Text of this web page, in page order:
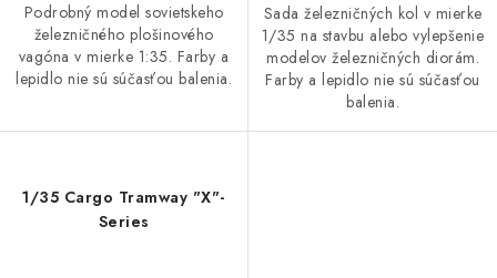
Podrobný model sovietskeho
železničného plošinového
vagóna v mierke 1:35. Farby a
lepidlo nie sú súčasťou balenia.
Sada železničných kol v mierke
1/35 na stavbu alebo vylepšenie
modelov železničných diorám.
Farby a lepidlo nie sú súčasťou
balenia.
1/35 Cargo Tramway "X"-
Series